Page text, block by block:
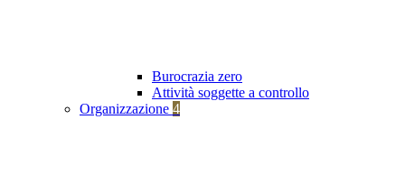
Burocrazia zero
Attività soggette a controllo
Organizzazione 4